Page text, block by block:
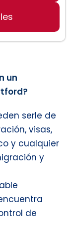
familiar
laboral
un
serle de
visas,
y cualquier
y
de